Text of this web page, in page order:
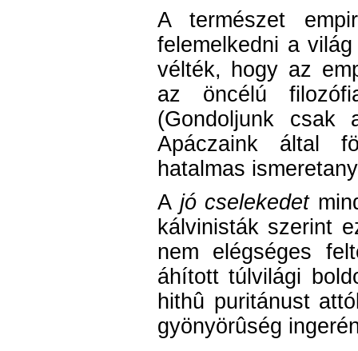
A természet
felemelkedni a
vélték, hogy az
az öncélú
(Gondoljunk
Apáczaink által
hatalmas
A jó cselekedet
kálvinisták szerint
nem elégséges
áhított túlvilági
hithû puritánust
gyönyörûség